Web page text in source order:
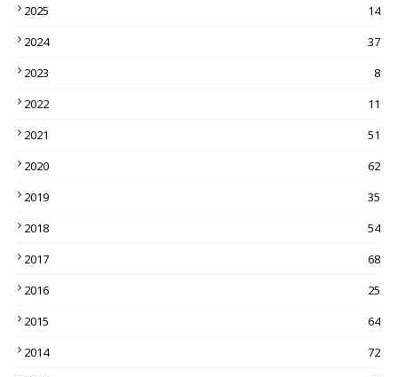
2025
14
2024
37
2023
8
2022
11
2021
51
2020
62
2019
35
2018
54
2017
68
2016
25
2015
64
2014
72